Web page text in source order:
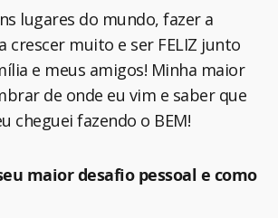
lugares do mundo, fazer a
crescer muito e ser FELIZ junto
e meus amigos! Minha maior
de onde eu vim e saber que
cheguei fazendo o BEM!
maior desafio pessoal e como